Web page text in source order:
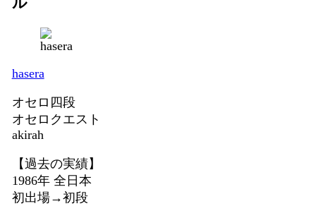
hasera
オセロ四段
オセロクエスト
akirah
【過去の実績】
1986年 全日本
初出場→初段